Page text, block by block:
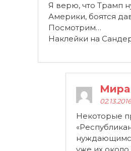
Я верю, что Трамп
Америки, боятся
Посмотрим…
Наклейки на
Некоторые